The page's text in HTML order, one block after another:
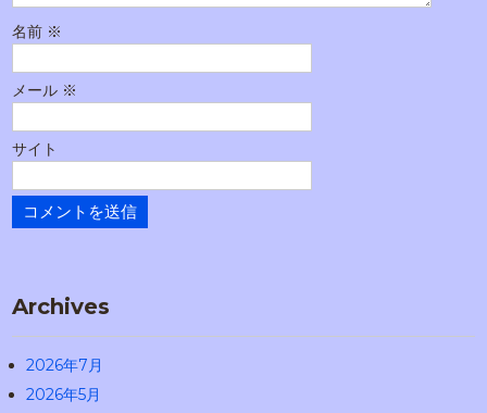
名前 ※
メール ※
サイト
Archives
2026年7月
2026年5月